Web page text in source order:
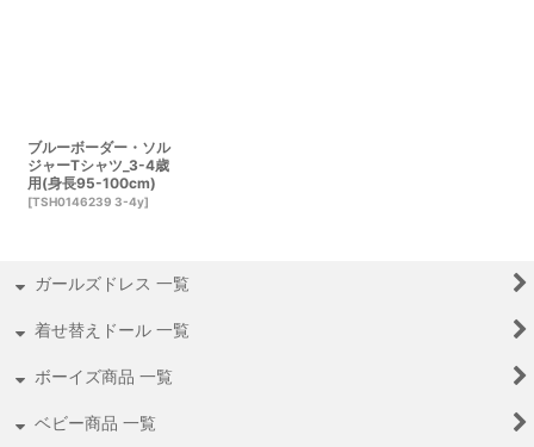
ブルーボーダー・ソル
ジャーTシャツ_3-4歳
用(身長95-100cm)
[TSH0146239 3-4y]
ガールズドレス 一覧
着せ替えドール 一覧
ボーイズ商品 一覧
ベビー商品 一覧